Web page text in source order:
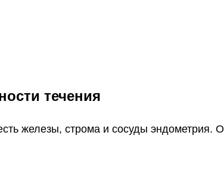
течения
железы, строма и сосуды эндометрия.